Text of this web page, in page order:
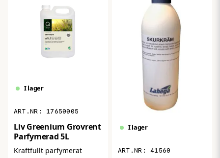
I lager
17650005
Liv Greenium Grovrent
Parfymerad 5L
Kraftfullt parfymerat
I lager
41560